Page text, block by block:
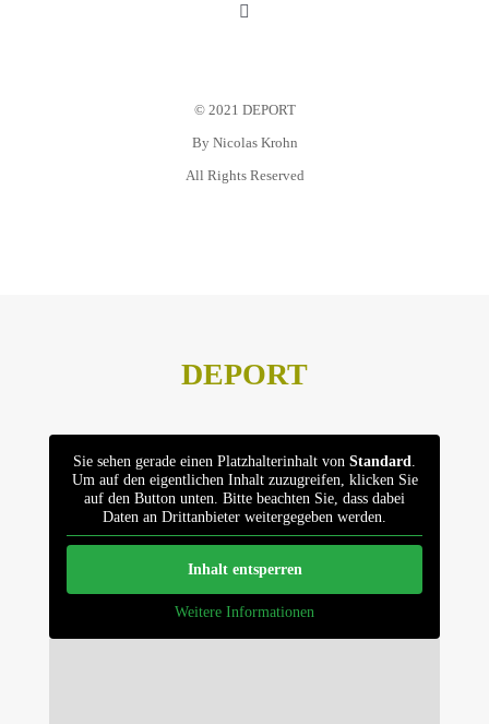
Toggle
© 2021 DEPORT
By Nicolas Krohn
All Rights Reserved
DEPORT
Sie sehen gerade einen Platzhalterinhalt von Standard.
Um auf den eigentlichen Inhalt zuzugreifen, klicken Sie
auf den Button unten. Bitte beachten Sie, dass dabei
Daten an Drittanbieter weitergegeben werden.
Inhalt entsperren
Weitere Informationen